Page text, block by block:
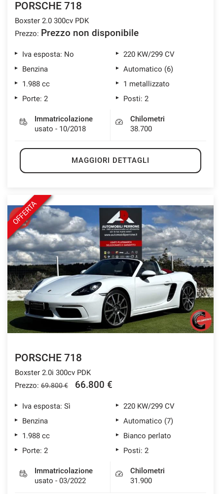
PORSCHE 718
Boxster 2.0 300cv PDK
Prezzo: Prezzo non disponibile
Iva esposta: No
220 KW/299 CV
Benzina
Automatico (6)
1.988 cc
1 metallizzato
Porte: 2
Posti: 2
Immatricolazione
usato - 10/2018
Chilometri
38.700
MAGGIORI DETTAGLI
OFFERTA
PORSCHE 718
Boxster 2.0i 300cv PDK
Prezzo: 69.800 € 66.800 €
Iva esposta: Sì
220 KW/299 CV
Benzina
Automatico (7)
1.988 cc
Bianco perlato
Porte: 2
Posti: 2
Immatricolazione
usato - 03/2022
Chilometri
31.900
Cookie per il miglioramento dell'esperienza utente
Cookie analitici
Cookie di marketing
Leggi
la
cookie
policy
Salva
le
impostazioni